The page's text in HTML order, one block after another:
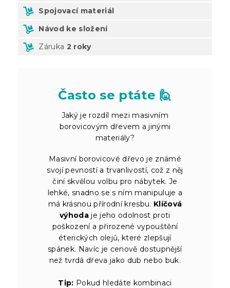
Spojovací materiál
Návod ke složení
Záruka 2 roky
Často se ptáte 🙋
Jaký je rozdíl mezi masivním
borovicovým dřevem a jinými
materiály?
Masivní borovicové dřevo je známé
svojí pevností a trvanlivostí, což z něj
činí skvělou volbu pro nábytek. Je
lehké, snadno se s ním manipuluje a
má krásnou přírodní kresbu. Klíčová
výhoda je jeho odolnost proti
poškození a přirozené vypouštění
éterických olejů, které zlepšují
spánek. Navíc je cenově dostupnější
než tvrdá dřeva jako dub nebo buk.
Tip: Pokud hledáte kombinaci